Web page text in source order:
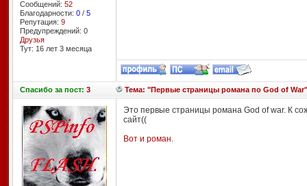
Сообщений: 52
Благодарности: 0/ 5
Репутация: 9
Предупреждений: 0
Друзья
Тут: 16 лет 3 месяцa
Спасибоза пост: 3 Тема: "Первые страницы романа по God of War"
Это первые страницы романа God of war. К
сайт((
Вот и роман.